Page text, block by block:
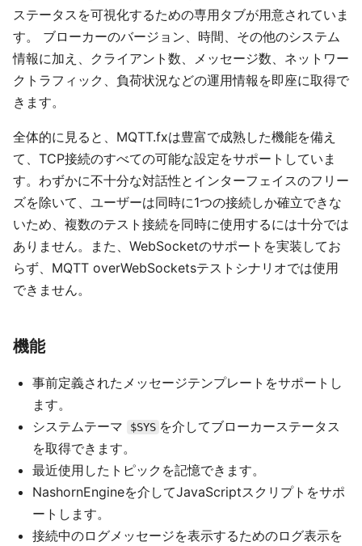
ステータスを可視化するための専用タブが用意されていま
す。 ブローカーのバージョン、時間、その他のシステム
情報に加え、クライアント数、メッセージ数、ネットワー
クトラフィック、負荷状況などの運用情報を即座に取得で
きます。
全体的に見ると、MQTT.fxは豊富で成熟した機能を備え
て、TCP接続のすべての可能な設定をサポートしていま
す。わずかに不十分な対話性とインターフェイスのフリー
ズを除いて、ユーザーは同時に1つの接続しか確立できな
いため、複数のテスト接続を同時に使用するには十分では
ありません。また、WebSocketのサポートを実装してお
らず、MQTT overWebSocketsテストシナリオでは使用
できません。
機能
事前定義されたメッセージテンプレートをサポートし
ます。
システムテーマ
$SYS を介してブローカーステータス
を取得できます。
最近使用したトピックを記憶できます。
NashornEngineを介してJavaScriptスクリプトをサポ
ートします。
接続中のログメッセージを表示するためのログ表示を